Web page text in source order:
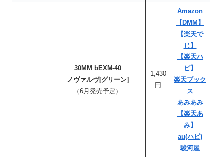
30MM bEXM-40
ノヴァルヴ[グリーン]
（6月発売予定）
1,430
円
Amazon
【DMM】
【楽天で
じ】
【楽天ハ
ピ】
楽天ブック
ス
あみあみ
【楽天あ
み】
au(ハピ)
駿河屋